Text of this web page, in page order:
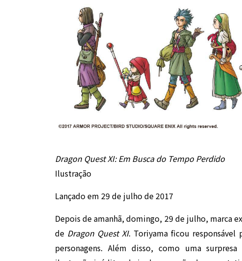
Dragon Quest XI: Em Busca do Tempo Perdido
Ilustração
Lançado em 29 de julho de 2017
Depois de amanhã, domingo, 29 de julho, marca
de Dragon Quest XI. Toriyama ficou
personagens. Além disso, como uma